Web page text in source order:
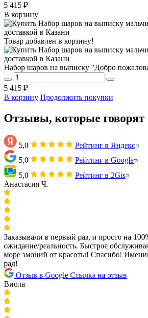
5 415 ₽
В корзину
Товар добавлен в корзину!
Набор шаров на выписку "Добро
5 415 ₽
В корзину Продолжить покупки
Отзывы, которые говорят
5,0
Рейтинг в Яндекс
5,0
Рейтинг в Google
5,0
Рейтинг в 2Gis
Анастасия Ч.
Заказывали в первый раз, и просто на
ожидание/реальность. Быстрое
море эмоций от красоты! Спасибо!
рад!
Отзыв в Google Ссылка на отзыв
Виола